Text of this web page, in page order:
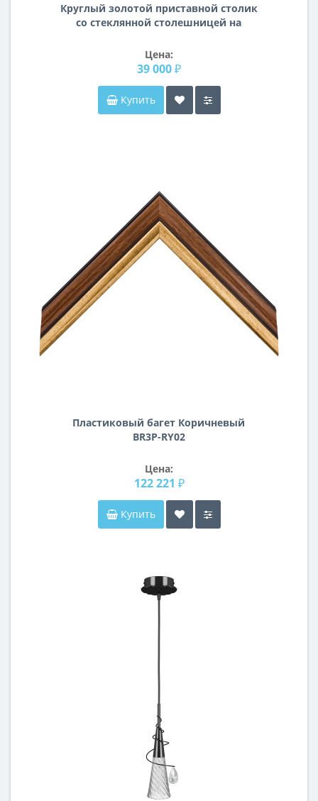
Круглый золотой приставной столик
со стеклянной столешницей на
Цена:
39 000 ₽
Купить
Пластиковый багет Коричневый
BR3P-RY02
Цена:
122 221 ₽
Купить